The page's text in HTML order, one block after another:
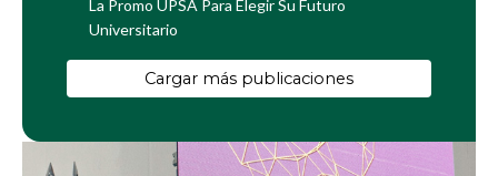
La Promo UPSA Para Elegir Su Futuro
Universitario
Cargar más publicaciones